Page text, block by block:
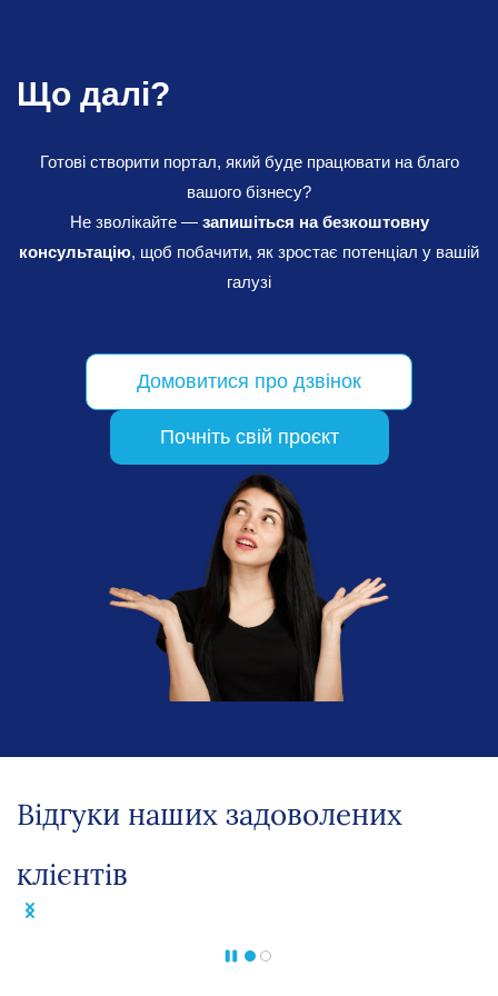
Що далі?
Готові створити портал, який буде працювати на благо
вашого бізнесу?
Не зволікайте — запишіться на безкоштовну
консультацію, щоб побачити, як зростає потенціал у вашій
галузі
Домовитися про дзвінок
Почніть свій проєкт
Відгуки наших задоволених
клієнтів